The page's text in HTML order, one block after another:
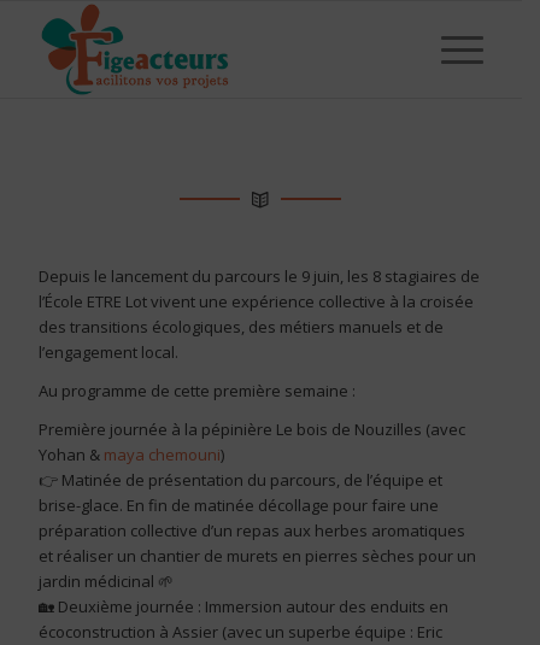
Depuis le lancement du parcours le 9 juin, les 8 stagiaires de
l’École ETRE Lot vivent une expérience collective à la croisée
des transitions écologiques, des métiers manuels et de
l’engagement local.
Au programme de cette première semaine :
Première journée à la pépinière Le bois de Nouzilles (avec
Yohan & maya chemouni)
👉 Matinée de présentation du parcours, de l’équipe et
brise-glace. En fin de matinée décollage pour faire une
préparation collective d’un repas aux herbes aromatiques
et réaliser un chantier de murets en pierres sèches pour un
jardin médicinal 🌱
🏡 Deuxième journée : Immersion autour des enduits en
écoconstruction à Assier (avec un superbe équipe : Eric